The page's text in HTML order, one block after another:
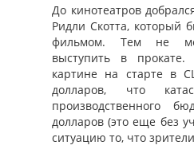
До кинотеатров
Ридли Скотта, который
фильмом. Тем не
выступить в прокате.
картине на старте в
долларов, что
производственного
долларов (это еще без
ситуацию то, что